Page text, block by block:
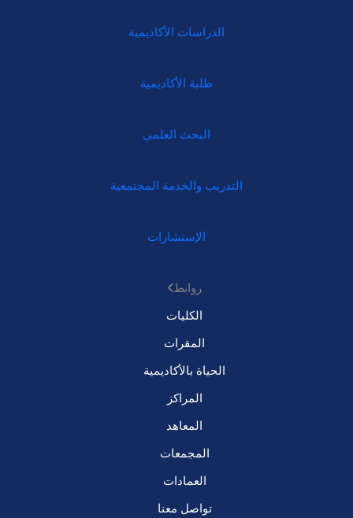
الدراسات الأكاديمية
طلبة الأكاديمية
البحث العلمي
التدريب والخدمة المجتمعية
الإستشارات
روابط
الكليات
المقرات
الحياة بالأكاديمية
المراكز
المعاهد
المجمعات
العمادات
تواصل معنا